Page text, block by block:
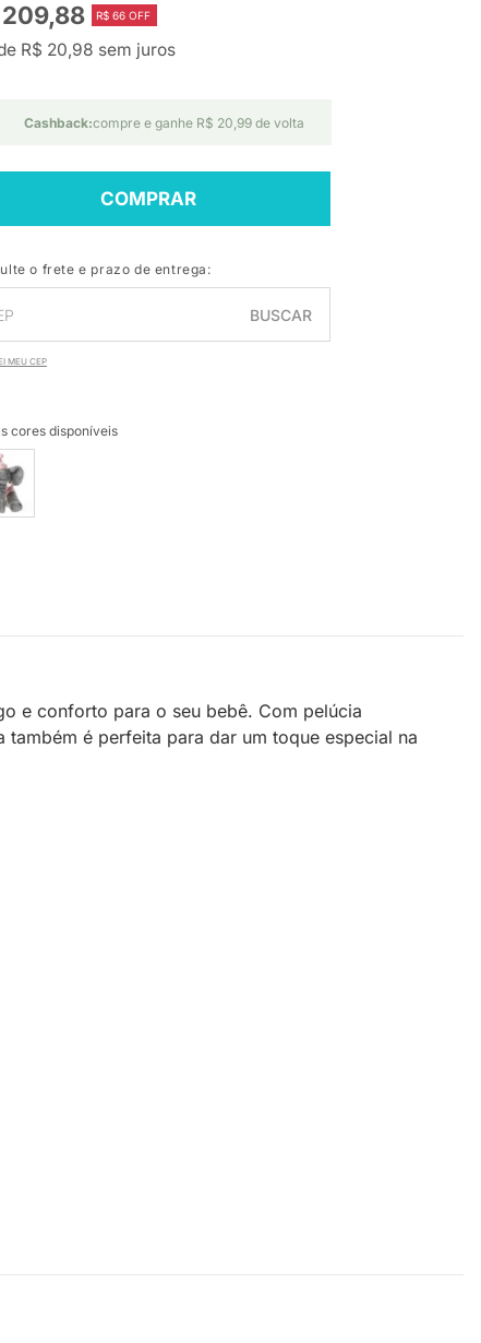
209,88 R$ 66 OFF
R$ 20,98 sem juros
Cashback:compre e ganhe R$ 20,99 de volta
COMPRAR
o frete e prazo de entrega:
BUSCAR
MEU CEP
cores disponíveis
e conforto para o seu bebê. Com pelúcia
é perfeita para dar um toque especial na